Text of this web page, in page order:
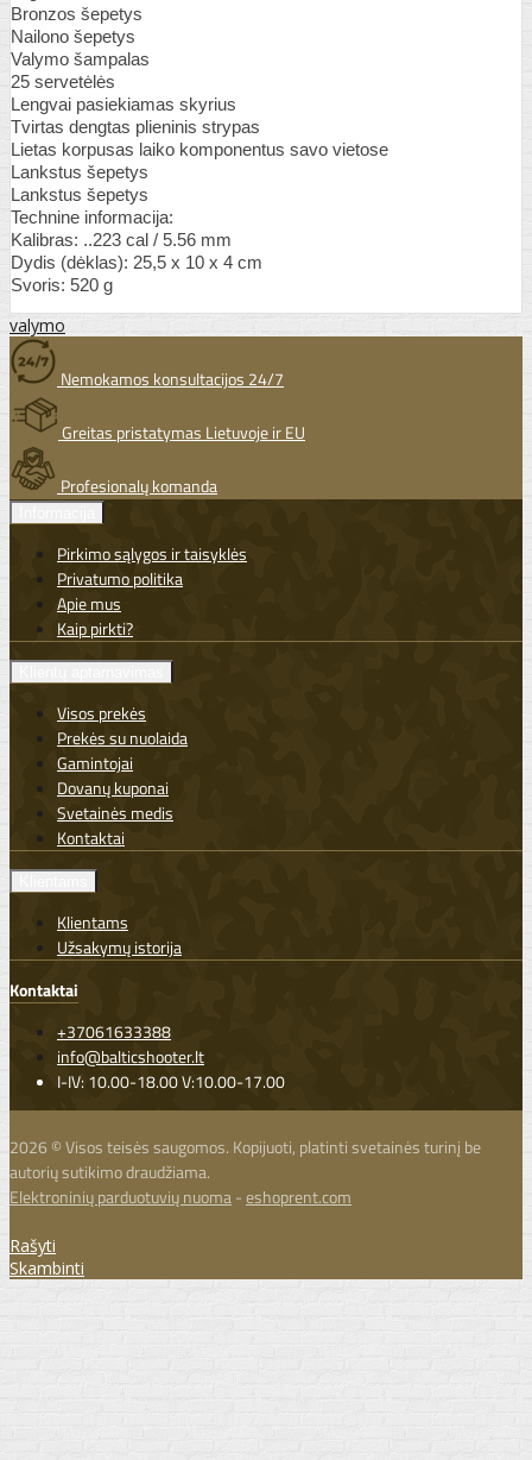
Bronzos šepetys
Nailono šepetys
Valymo šampalas
25 servetėlės
Lengvai pasiekiamas skyrius
Tvirtas dengtas plieninis strypas
Lietas korpusas laiko komponentus savo vietose
Lankstus šepetys
Lankstus šepetys
Technine informacija:
Kalibras: ..223 cal / 5.56 mm
Dydis (dėklas): 25,5 x 10 x 4 cm
Svoris: 520 g
valymo
Nemokamos konsultacijos 24/7
Greitas pristatymas Lietuvoje ir EU
Profesionalų komanda
Pirkimo sąlygos ir taisyklės
Privatumo politika
Apie mus
Kaip pirkti?
Visos prekės
Prekės su nuolaida
Gamintojai
Dovanų kuponai
Svetainės medis
Kontaktai
Klientams
Užsakymų istorija
Kontaktai
+37061633388
info@balticshooter.lt
I-IV: 10.00-18.00 V:10.00-17.00
2026 © Visos teisės saugomos. Kopijuoti, platinti svetainės turinį be
autorių sutikimo draudžiama.
Elektroninių parduotuvių nuoma-eshoprent.com
Rašyti
Skambinti